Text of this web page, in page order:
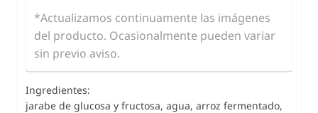
*Actualizamos continuamente las imágenes
del producto. Ocasionalmente pueden variar
sin previo aviso.
Ingredientes:
jarabe de glucosa y fructosa, agua, arroz fermentado,